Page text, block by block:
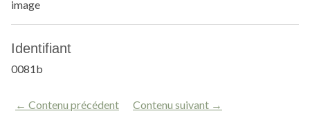
image
Identifiant
0081b
← Contenu précédent Contenu suivant →